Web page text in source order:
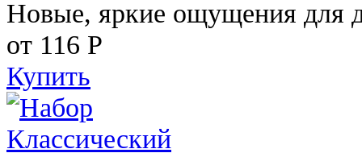
Новые, яркие ощущения для
от 116 Р
Купить